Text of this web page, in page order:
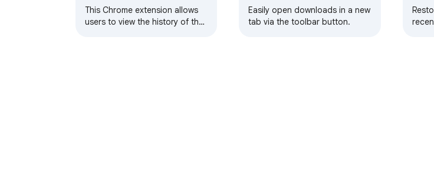
This Chrome extension allows
users to view the history of the
Easily open downloads in a new
tab via the toolbar button.